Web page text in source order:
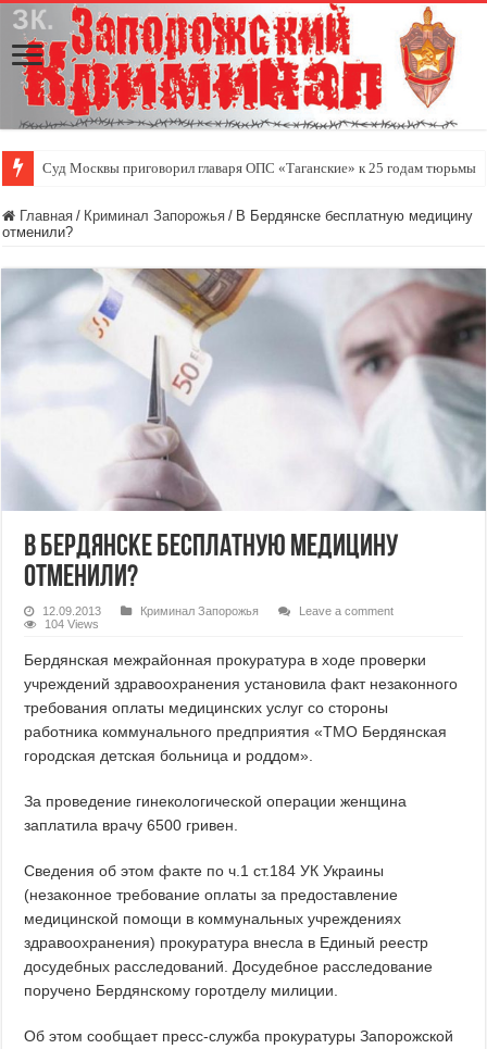
Суд Москвы приговорил главаря ОПС «Таганские» к 25 годам тюрьмы
Главная / Криминал Запорожья / В Бердянске бесплатную медицину
отменили?
В Бердянске бесплатную медицину
отменили?
12.09.2013 Криминал Запорожья
Leave a comment
104 Views
Бердянская межрайонная прокуратура в ходе проверки
учреждений здравоохранения установила факт незаконного
требования оплаты медицинских услуг со стороны
работника коммунального предприятия «ТМО Бердянская
городская детская больница и роддом».
За проведение гинекологической операции женщина
заплатила врачу 6500 гривен.
Сведения об этом факте по ч.1 ст.184 УК Украины
(незаконное требование оплаты за предоставление
медицинской помощи в коммунальных учреждениях
здравоохранения) прокуратура внесла в Единый реестр
досудебных расследований. Досудебное расследование
поручено Бердянскому горотделу милиции.
Об этом сообщает пресс-служба прокуратуры Запорожской